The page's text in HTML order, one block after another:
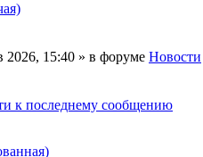
2026, 15:40 » в форуме Новости
к последнему сообщению